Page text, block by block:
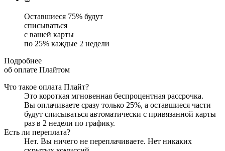
Оставшиеся 75% будут
списываться
с вашей карты
по 25% каждые 2 недели
Подробнее
об оплате Плайтом
Что такое оплата Плайт?
Это короткая мгновенная беспроцентная рассрочка.
Вы оплачиваете сразу только 25%, а оставшиеся части
будут списываться автоматически с привязанной карты
раз в 2 недели по графику.
Есть ли переплата?
Нет. Вы ничего не переплачиваете. Нет никаких